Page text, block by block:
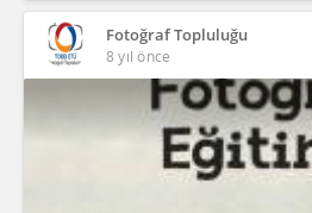
Fotoğraf Topluluğu
8 yıl önce